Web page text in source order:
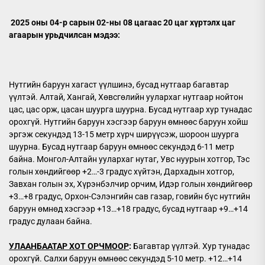
2025 оны 04-р сарын 02-ны 08 цагаас 20 цаг хүртэлх цаг
агаарын урьдчилсан мэдээ:
Нутгийн баруун хагаст үүлшинэ, бусад нутгаар багавтар
үүлтэй. Алтай, Хангай, Хөвсгөлийн уулархаг нутгаар нойтон
цас, цас орж, цасан шуурга шуурна. Бусад нутгаар хур тунадас
орохгүй. Нутгийн баруун хэсгээр баруун өмнөөс баруун хойш
эргэж секундэд 13-15 метр хүрч ширүүсэж, шороон шуурга
шуурна. Бусад нутгаар баруун өмнөөс секундэд 6-11 метр
байна. Монгол-Алтайн уулархаг нутаг, Увс нуурын хотгор, Тэс
голын хөндийгөөр +2…-3 градус хүйтэн, Дархадын хотгор,
Завхан голын эх, Хүрэнбэлчир орчим, Идэр голын хөндийгөөр
+3…+8 градус, Орхон-Сэлэнгийн сав газар, говийн бүс нутгийн
баруун өмнөд хэсгээр +13…+18 градус, бусад нутгаар +9…+14
градус дулаан байна.
УЛААНБААТАР ХОТ ОРЧМООР: Багавтар үүлтэй. Хур тунадас
орохгүй. Салхи баруун өмнөөс секундэд 5-10 метр. +12…+14